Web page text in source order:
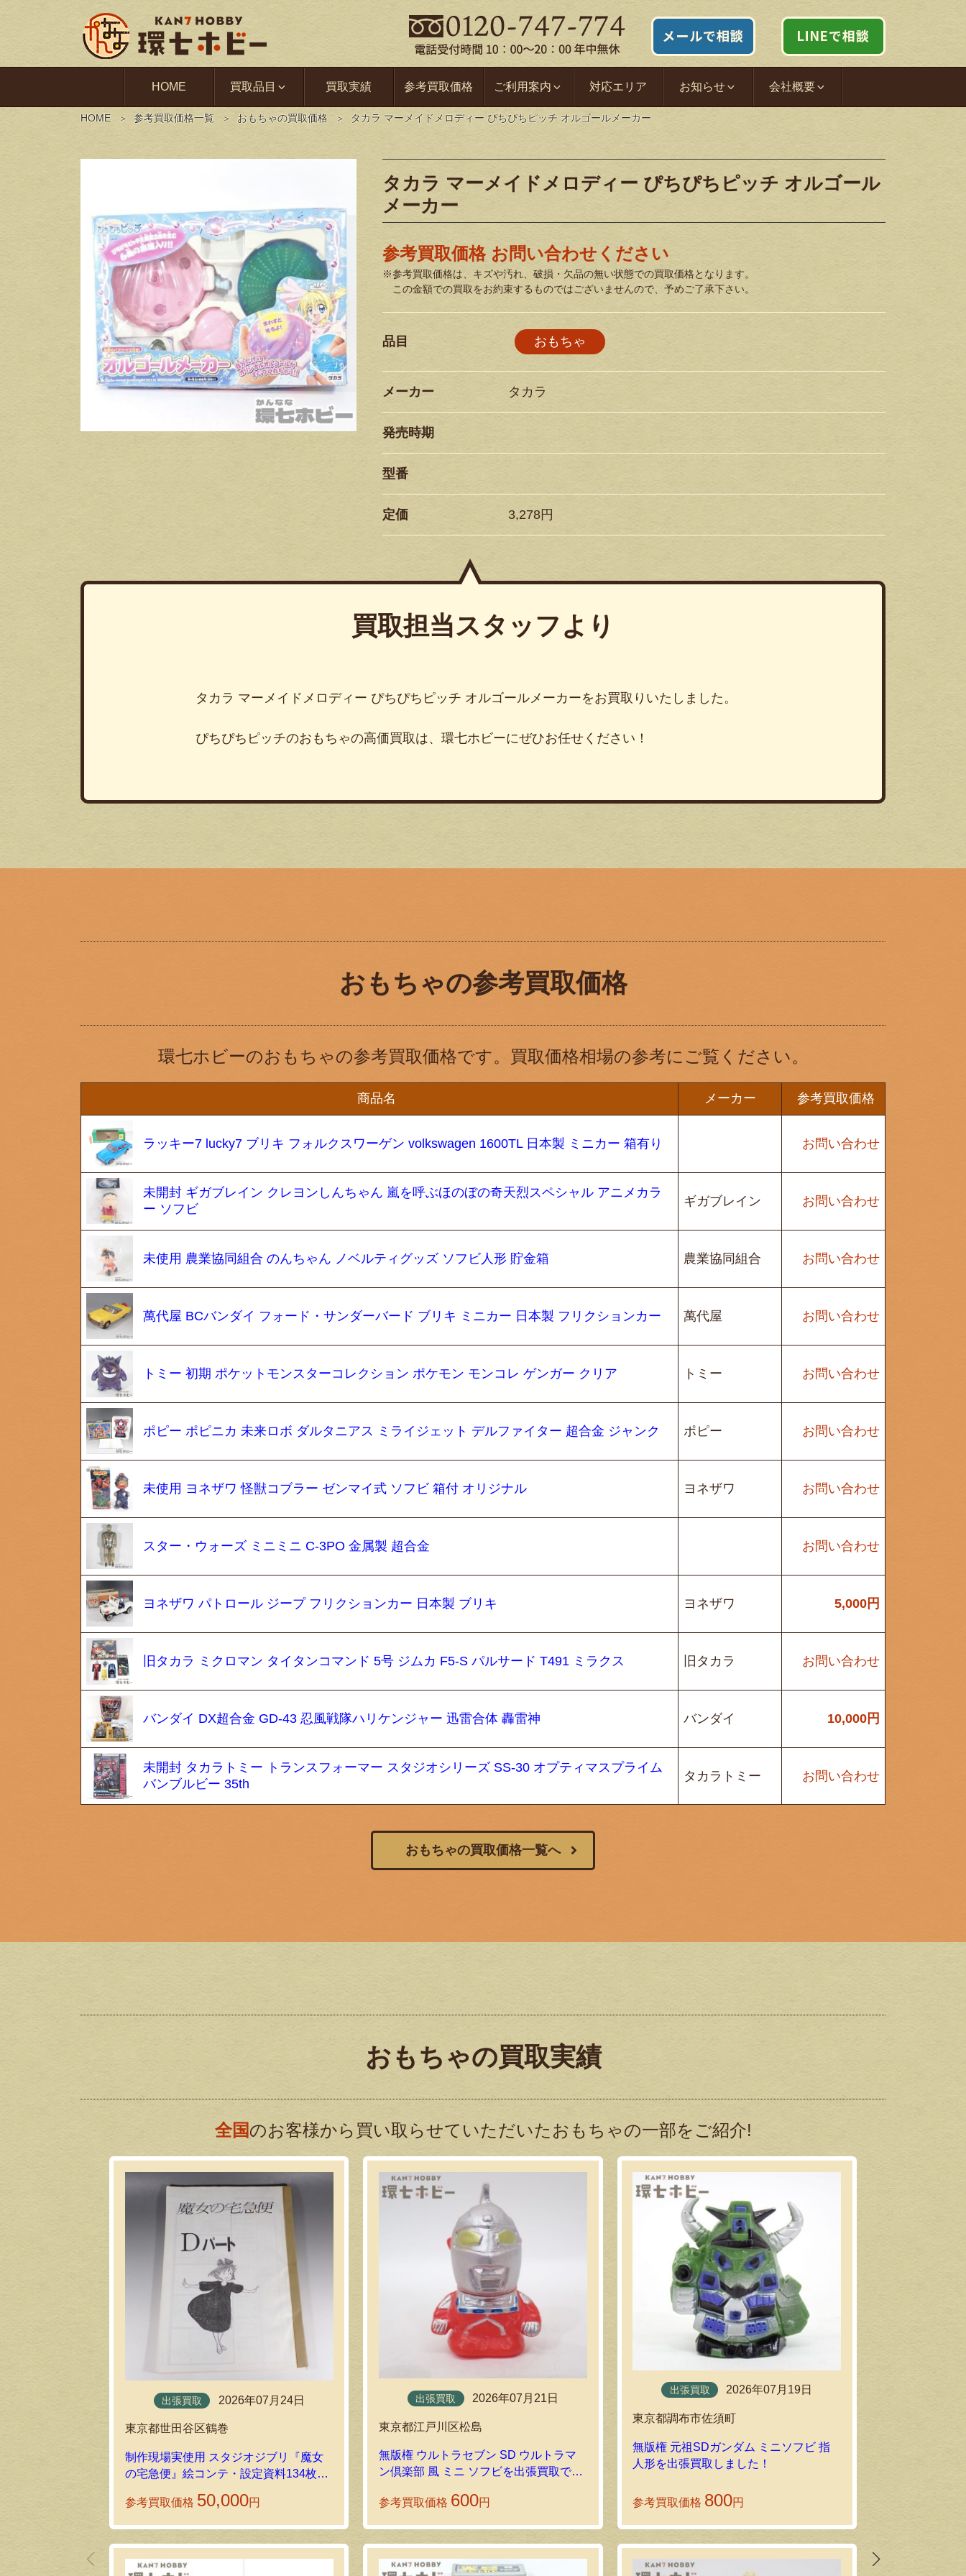
HOME 買取品目 買取実績 参考買取価格 ご利用案内 対応エリア お知らせ 会社概要
HOME 参考買取価格一覧 おもちゃの買取価格 タカラ マーメイドメロディー ぴちぴちピッチ オルゴールメーカー
タカラ マーメイドメロディー ぴちぴちピッチ オルゴール
メーカー
参考買取価格 お問い合わせください
※参考買取価格は、キズや汚れ、破損・欠品の無い状態での買取価格となります。
この金額での買取をお約束するものではございませんので、予めご了承下さい。
品目 おもちゃ
メーカー タカラ
発売時期
型番
定価 3,278円
買取担当スタッフより
タカラ マーメイドメロディー ぴちぴちピッチ オルゴールメーカーをお買取りいたしました。
ぴちぴちピッチのおもちゃの高価買取は、環七ホビーにぜひお任せください！
おもちゃの参考買取価格
環七ホビーのおもちゃの参考買取価格です。買取価格相場の参考にご覧ください。
商品名 メーカー 参考買取価格
ラッキー7 lucky7 ブリキ フォルクスワーゲン volkswagen 1600TL 日本製 ミニカー 箱有り お問い合わせ
未開封 ギガブレイン クレヨンしんちゃん 嵐を呼ぶほのぼの奇天烈スペシャル アニメカラ
ー ソフビ
ギガブレイン お問い合わせ
未使用 農業協同組合 のんちゃん ノベルティグッズ ソフビ人形 貯金箱 農業協同組合 お問い合わせ
萬代屋 BCバンダイ フォード・サンダーバード ブリキ ミニカー 日本製 フリクションカー 萬代屋 お問い合わせ
トミー 初期 ポケットモンスターコレクション ポケモン モンコレ ゲンガー クリア トミー お問い合わせ
ポピー ポピニカ 未来ロボ ダルタニアス ミライジェット デルファイター 超合金 ジャンク ポピー お問い合わせ
未使用 ヨネザワ 怪獣コブラー ゼンマイ式 ソフビ 箱付 オリジナル ヨネザワ お問い合わせ
スター・ウォーズ ミニミニ C-3PO 金属製 超合金 お問い合わせ
ヨネザワ パトロール ジープ フリクションカー 日本製 ブリキ ヨネザワ 5,000円
旧タカラ ミクロマン タイタンコマンド 5号 ジムカ F5-S パルサード T491 ミラクス 旧タカラ お問い合わせ
バンダイ DX超合金 GD-43 忍風戦隊ハリケンジャー 迅雷合体 轟雷神 バンダイ 10,000円
未開封 タカラトミー トランスフォーマー スタジオシリーズ SS-30 オプティマスプライム
バンブルビー 35th
タカラトミー お問い合わせ
おもちゃの買取価格一覧へ
おもちゃの買取実績
全国のお客様から買い取らせていただいたおもちゃの一部をご紹介!
出張買取 2026年07月24日
東京都世田谷区鶴巻
制作現場実使用 スタジオジブリ『魔女
の宅急便』絵コンテ・設定資料134枚を
参考買取価格 50,000円
出張買取 2026年07月21日
東京都江戸川区松島
無版権 ウルトラセブン SD ウルトラマ
ン倶楽部 風 ミニ ソフビを出張買取で拝
参考買取価格 600円
出張買取 2026年07月19日
東京都調布市佐須町
無版権 元祖SDガンダム ミニソフビ 指
人形を出張買取しました！
参考買取価格 800円